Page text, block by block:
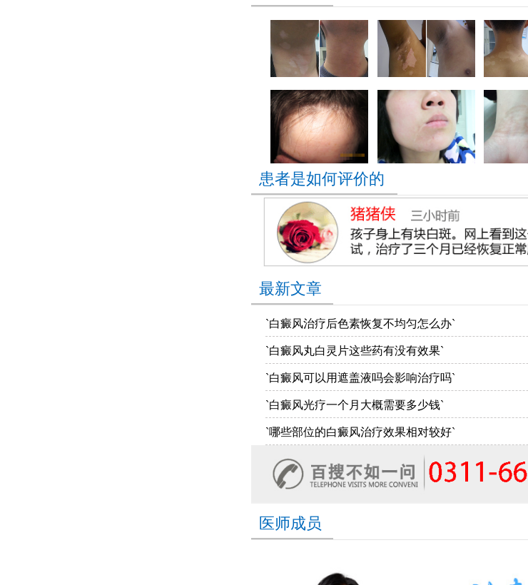
患者是如何评价的
最新文章
`白癜风治疗后色素恢复不均匀怎么办`
`白癜风丸白灵片这些药有没有效果`
`白癜风可以用遮盖液吗会影响治疗吗`
`白癜风光疗一个月大概需要多少钱`
`哪些部位的白癜风治疗效果相对较好`
医师成员